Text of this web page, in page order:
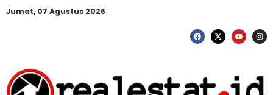
Jumat, 07 Agustus 2026